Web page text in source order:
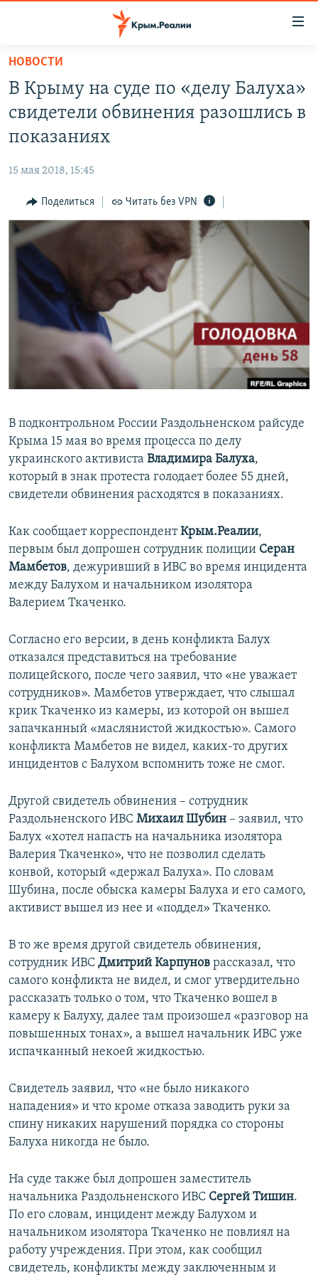
Вернуться
основному
содержанию
главной
Вернутся
поиску
СПЕЦПРОЕКТЫ
11 ЛЕТ ОККУПАЦИИ КРЫМА. 11 ИСТОРИЙ СОПРОТИВЛЕНИЯ
ЕЩЕ
ИНТЕРАКТИВ
ИНФОГРАФИКА
ТЕЛЕПРОЕКТ КРЫМ.РЕАЛИИ
СОВЕТЫ ПРАВОЗАЩИТНИКОВ
ПРОПАВШИЕ БЕЗ ВЕСТИ
ПОБЕДИТЕЛЕЙ НЕ СУДЯТ?
КРЫМ.НЕПОКОРЕННЫЙ
РАДІО СВОБОДА
КАК ОБОЙТИ БЛОКИРОВКУ
Українською
Qırımtatar
ПРИСОЕДИНЯЙТЕСЬ!
Все сайты RFE/RL
НОВОСТИ
В Крыму на суде по «делу Балуха»
свидетели обвинения разошлись в
показаниях
15 мая 2018, 15:45
Поделиться Читать без VPN
В подконтрольном России Раздольненском райсуде
Крыма 15 мая во время процесса по делу
украинского активиста Владимира Балуха,
который в знак протеста голодает более 55 дней,
свидетели обвинения расходятся в показаниях.
Как сообщает корреспондентКрым.Реалии,
первым был допрошен сотрудник полиции Серан
Мамбетов, дежуривший в ИВС во время инцидента
между Балухом и начальником изолятора
Валерием Ткаченко.
Согласно его версии, в день конфликта Балух
отказался представиться на требование
полицейского, после чего заявил, что «не уважает
сотрудников». Мамбетов утверждает, что слышал
крик Ткаченко из камеры, из которой он вышел
запачканный «маслянистой жидкостью». Самого
конфликта Мамбетов не видел, каких-то других
инцидентов с Балухом вспомнить тоже не смог.
Другой свидетель обвинения – сотрудник
Раздольненского ИВС Михаил Шубин – заявил, что
Балух «хотел напасть на начальника изолятора
Валерия Ткаченко», что не позволил сделать
конвой, который «держал Балуха». По словам
Шубина, после обыска камеры Балуха и его самого,
активист вышел из нее и «поддел» Ткаченко.
В то же время другой свидетель обвинения,
сотрудник ИВС Дмитрий Карпунов рассказал, что
самого конфликта не видел, и смог утвердительно
рассказать только о том, что Ткаченко вошел в
камеру к Балуху, далее там произошел «разговор на
повышенных тонах», а вышел начальник ИВС уже
испачканный некоей жидкостью.
Свидетель заявил, что «не было никакого
нападения» и что кроме отказа заводить руки за
спину никаких нарушений порядка со стороны
Балуха никогда не было.
На суде также был допрошен заместитель
начальника Раздольненского ИВС Сергей Тишин.
По его словам, инцидент между Балухом и
начальником изолятора Ткаченко не повлиял на
работу учреждения. При этом, как сообщил
свидетель, конфликты между заключенным и